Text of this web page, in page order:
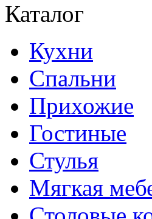
Каталог
Кухни
Спальни
Прихожие
Гостиные
Стулья
Мягкая